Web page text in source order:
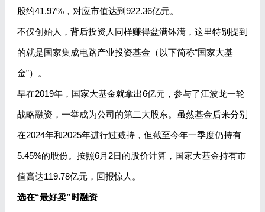
股约41.97%，对应市值达到922.36亿元。
不仅创始人，背后投资人同样赚得盆满钵满，这里特别提到
的就是国家集成电路产业投资基金（以下简称“国家大基
金”）。
早在2019年，国家大基金就拿出6亿元，参与了江波龙一轮
战略融资，一举成为公司的第二大股东。虽然基金后来分别
在2024年和2025年进行过减持，但截至今年一季度仍持有
5.45%的股份。按照6月2日的股价计算，国家大基金持有市
值高达119.78亿元，回报惊人。
选在“最好卖”时融资